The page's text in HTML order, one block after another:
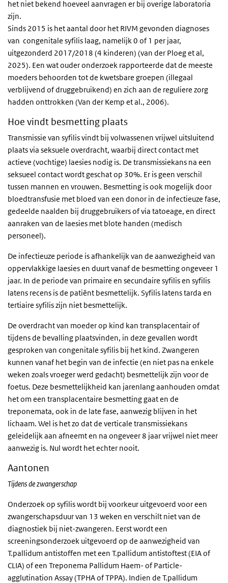
het niet bekend hoeveel aanvragen er bij overige laboratoria
zijn.
Sinds 2015 is het aantal door het RIVM gevonden diagnoses
van congenitale syfilis laag, namelijk 0 of 1 per jaar,
uitgezonderd 2017/2018 (4 kinderen) (van der Ploeg et al,
2025). Een wat ouder onderzoek rapporteerde dat de meeste
moeders behoorden tot de kwetsbare groepen (illegaal
verblijvend of druggebruikend) en zich aan de reguliere zorg
hadden onttrokken (Van der Kemp et al., 2006).
Hoe vindt besmetting plaats
Transmissie van syfilis vindt bij volwassenen vrijwel uitsluitend
plaats via seksuele overdracht, waarbij direct contact met
actieve (vochtige) laesies nodig is. De transmissiekans na een
seksueel contact wordt geschat op 30%. Er is geen verschil
tussen mannen en vrouwen. Besmetting is ook mogelijk door
bloedtransfusie met bloed van een donor in de infectieuze fase,
gedeelde naalden bij druggebruikers of via tatoeage, en direct
aanraken van de laesies met blote handen (medisch
personeel).
De infectieuze periode is afhankelijk van de aanwezigheid van
oppervlakkige laesies en duurt vanaf de besmetting ongeveer 1
jaar. In de periode van primaire en secundaire syfilis en syfilis
latens recens is de patiënt besmettelijk. Syfilis latens tarda en
tertiaire syfilis zijn niet besmettelijk.
De overdracht van moeder op kind kan transplacentair of
tijdens de bevalling plaatsvinden, in deze gevallen wordt
gesproken van congenitale syfilis bij het kind. Zwangeren
kunnen vanaf het begin van de infectie (en niet pas na enkele
weken zoals vroeger werd gedacht) besmettelijk zijn voor de
foetus. Deze besmettelijkheid kan jarenlang aanhouden omdat
het om een transplacentaire besmetting gaat en de
treponemata, ook in de late fase, aanwezig blijven in het
lichaam. Wel is het zo dat de verticale transmissiekans
geleidelijk aan afneemt en na ongeveer 8 jaar vrijwel niet meer
aanwezig is. Nul wordt het echter nooit.
Aantonen
Tijdens de zwangerschap
Onderzoek op syfilis wordt bij voorkeur uitgevoerd voor een
zwangerschapsduur van 13 weken en verschilt niet van de
diagnostiek bij niet-zwangeren. Eerst wordt een
screeningsonderzoek uitgevoerd op de aanwezigheid van
T.pallidum antistoffen met een T.pallidum antistoftest (EIA of
CLIA) of een Treponema Pallidum Haem- of Particle-
agglutination Assay (TPHA of TPPA). Indien de T.pallidum